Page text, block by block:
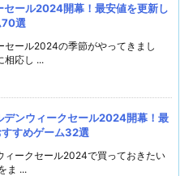
セール2024開幕！最安値を更新し
70選
セール2024の季節がやってきまし
相応し ...
デンウィークセール2024開幕！最
すめゲーム32選
ィークセール2024で買っておきたい
ま ...